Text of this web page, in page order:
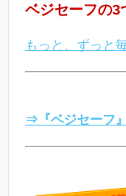
ベジセーフの3
もっと、ずっと
⇒『ベジセーフ